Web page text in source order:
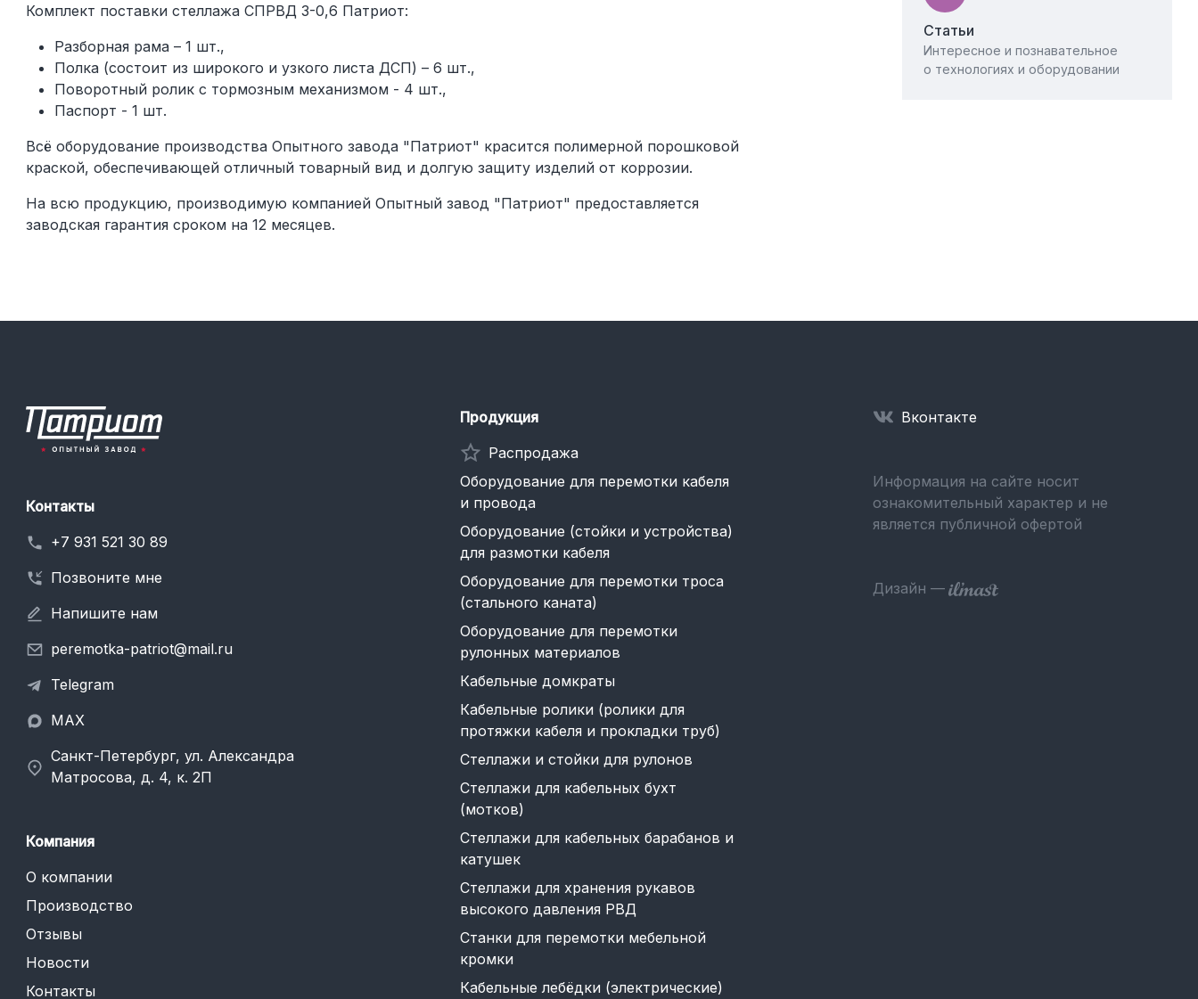
Комплект поставки стеллажа СПРВД 3-0,6 Патриот:
Разборная рама – 1 шт.,
Полка (состоит из широкого и узкого листа ДСП) – 6 шт.,
Поворотный ролик с тормозным механизмом - 4 шт.,
Паспорт - 1 шт.
Всё оборудование производства Опытного завода "Патриот" красится полимерной порошковой
краской, обеспечивающей отличный товарный вид и долгую защиту изделий от коррозии.
На всю продукцию, производимую компанией Опытный завод "Патриот" предоставляется
заводская гарантия сроком на 12 месяцев.
Статьи
Интересное и познавательное
о технологиях и оборудовании
Контакты
+7 931 521 30 89
Позвоните мне
Напишите нам
peremotka-patriot@mail.ru
Telegram
MAX
Санкт-Петербург, ул. Александра
Матросова, д. 4, к. 2П
Компания
О компании
Производство
Отзывы
Новости
Контакты
Продукция
Распродажа
Оборудование для перемотки кабеля
и провода
Оборудование (стойки и устройства)
для размотки кабеля
Оборудование для перемотки троса
(стального каната)
Оборудование для перемотки
рулонных материалов
Кабельные домкраты
Кабельные ролики (ролики для
протяжки кабеля и прокладки труб)
Стеллажи и стойки для рулонов
Стеллажи для кабельных бухт
(мотков)
Стеллажи для кабельных барабанов и
катушек
Стеллажи для хранения рукавов
высокого давления РВД
Станки для перемотки мебельной
кромки
Кабельные лебёдки (электрические)
Вконтакте
Информация на сайте носит
ознакомительный характер и не
является публичной офертой
Дизайн —